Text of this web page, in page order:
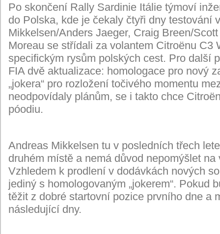
Po skončení Rally Sardinie Itálie týmoví
do Polska, kde je čekaly čtyři dny testování
Mikkelsen/Anders Jaeger, Craig Breen/
Moreau se střídali za volantem Citroënu
specifickým rysům polských cest. Pro další
FIA dvě aktualizace: homologace pro nový
„jokera“ pro rozložení točivého momentu
neodpovídaly plánům, se i takto chce
póodiu.
Andreas Mikkelsen tu v posledních třech
druhém místě a nemá důvod nepomýšlet
Vzhledem k prodlení v dodávkách nových
jediný s homologovaným „jokerem“. Pokud
těžit z dobré startovní pozice prvního dne a
následující dny.